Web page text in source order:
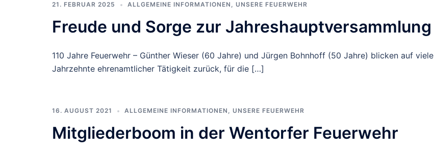
21. FEBRUAR 2025 ALLGEMEINE INFORMATIONEN , UNSERE FEUERWEHR
Freude und Sorge zur Jahreshauptversammlung
110 Jahre Feuerwehr – Günther Wieser (60 Jahre) und Jürgen Bohnhoff (50 Jahre) blicken auf viele
Jahrzehnte ehrenamtlicher Tätigkeit zurück, für die […]
16. AUGUST 2021 ALLGEMEINE INFORMATIONEN , UNSERE FEUERWEHR
Mitgliederboom in der Wentorfer Feuerwehr